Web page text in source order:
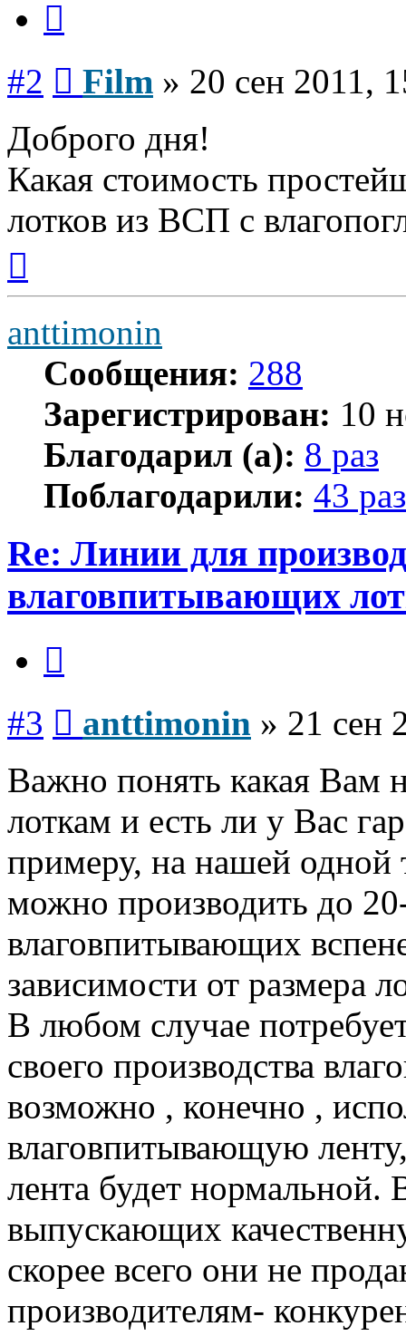
#2 Film » 20 сен 2011,
Доброго дня!
Какая стоимость
лотков из ВСП с
началу
anttimonin
Сообщения: 288
Зарегистрирован: 10
Благодарил (а): 8 раз
Поблагодарили: 43
Re: Линии для
влаговпитывающих
#3 anttimonin » 21 сен
Важно понять какая Вам
лоткам и есть ли у Вас
примеру, на нашей
можно производить до
влаговпитывающих
зависимости от размера
В любом случае
своего производства
возможно , конечно ,
влаговпитывающую
лента будет нормальной.
выпускающих
скорее всего они не
производителям-